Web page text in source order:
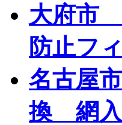
大府市
防止フ
名古屋
換 網入